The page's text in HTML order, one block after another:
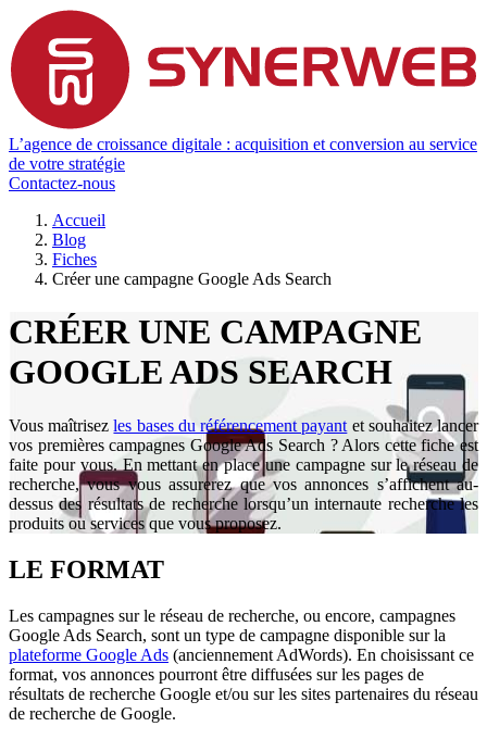
L’agence de croissance digitale : acquisition et conversion au service
de votre stratégie
Contactez-nous
Accueil
Blog
Fiches
Créer une campagne Google Ads Search
CRÉER UNE CAMPAGNE
GOOGLE ADS SEARCH
Vous maîtrisezles bases du référencement payant et souhaitez lancer
vos premières campagnes Google Ads Search ? Alors cette fiche est
faite pour vous. En mettant en place une campagne sur le réseau de
recherche, vous vous assurerez que vos annonces s’affichent au-
dessus des résultats de recherche lorsqu’un internaute recherche les
produits ou services que vous proposez.
LE FORMAT
Les campagnes sur le réseau de recherche, ou encore, campagnes
Google Ads Search, sont un type de campagne disponible sur la
plateforme Google Ads (anciennement AdWords). En choisissant ce
format, vos annonces pourront être diffusées sur les pages de
résultats de recherche Google et/ou sur les sites partenaires du réseau
de recherche de Google.